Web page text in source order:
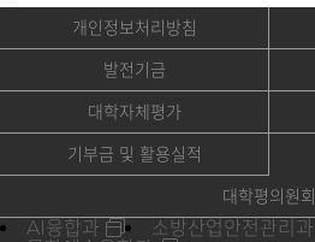
개인정보처리방침
발전기금
대학자체평가
기부금 및 활용실적
대학평의원회
AI융합과 소방산업안전관리과